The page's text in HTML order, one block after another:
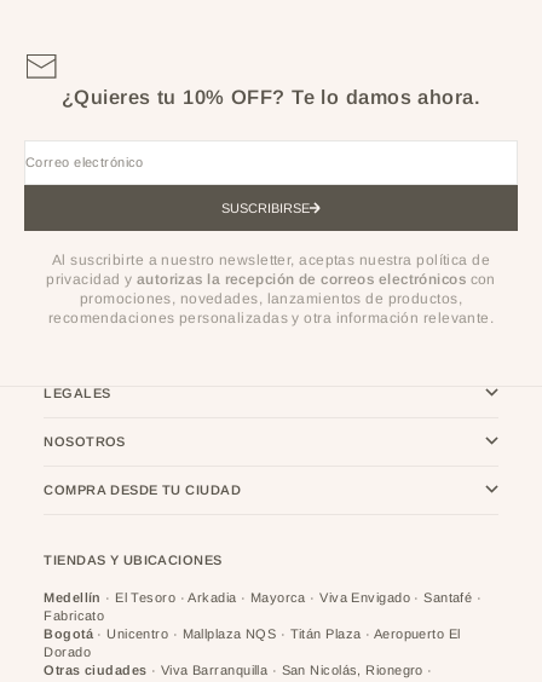
¿Quieres tu 10% OFF? Te lo damos ahora.
Correo electrónico
SUSCRIBIRSE
Al suscribirte a nuestro newsletter, aceptas nuestra política de
privacidad y autorizas la recepción de correos electrónicos con
promociones, novedades, lanzamientos de productos,
recomendaciones personalizadas y otra información relevante.
LEGALES
NOSOTROS
COMPRA DESDE TU CIUDAD
TIENDAS Y UBICACIONES
Medellín · El Tesoro · Arkadia · Mayorca · Viva Envigado · Santafé ·
Fabricato
Bogotá· Unicentro · Mallplaza NQS · Titán Plaza · Aeropuerto El
Dorado
Otras ciudades · Viva Barranquilla · San Nicolás, Rionegro ·